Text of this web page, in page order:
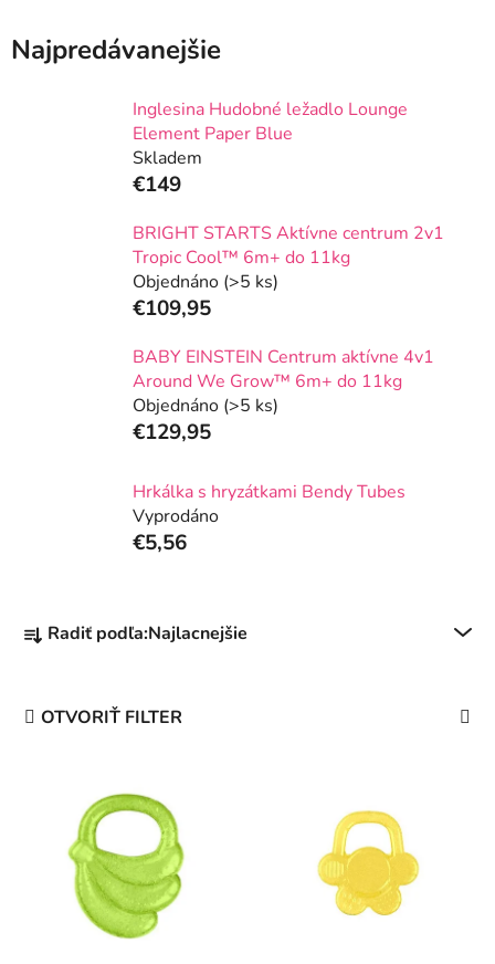
Najpredávanejšie
Inglesina Hudobné ležadlo Lounge
Element Paper Blue
Skladem
€149
BRIGHT STARTS Aktívne centrum 2v1
Tropic Cool™ 6m+ do 11kg
Objednáno (>5 ks)
€109,95
BABY EINSTEIN Centrum aktívne 4v1
Around We Grow™ 6m+ do 11kg
Objednáno (>5 ks)
€129,95
Hrkálka s hryzátkami Bendy Tubes
Vyprodáno
€5,56
Radiť podľa:Najlacnejšie
OTVORIŤ FILTER